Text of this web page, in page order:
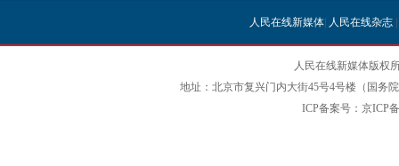
人民在线新媒体| 人民在线杂志|
人民在线新媒体版权
地址：北京市复兴门内大街45号4号楼（国务
ICP备案号：京ICP